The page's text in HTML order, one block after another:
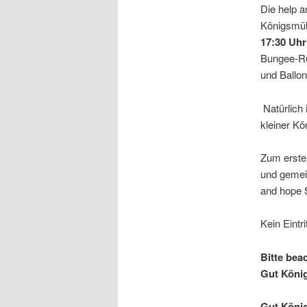
Die help
17:30 Uhr
Bungee-
und
Natürlich
kleiner
Zum
und
and hope
Kein
Bitte
Gut